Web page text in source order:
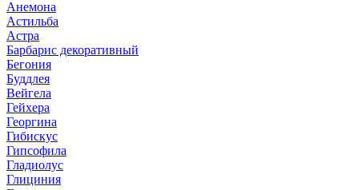
Анемона
Астильба
Астра
Барбарис декоративный
Бегония
Буддлея
Вейгела
Гейхера
Георгина
Гибискус
Гипсофила
Гладиолус
Глициния